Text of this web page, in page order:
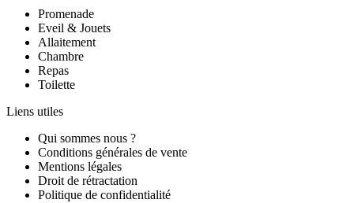
Promenade
Eveil & Jouets
Allaitement
Chambre
Repas
Toilette
Liens utiles
Qui sommes nous ?
Conditions générales de vente
Mentions légales
Droit de rétractation
Politique de confidentialité